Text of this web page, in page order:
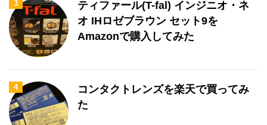
3
ティファール(T-fal) インジニオ・ネ
オ IHロゼブラウン セット9を
Amazonで購入してみた
4
コンタクトレンズを楽天で買ってみ
た